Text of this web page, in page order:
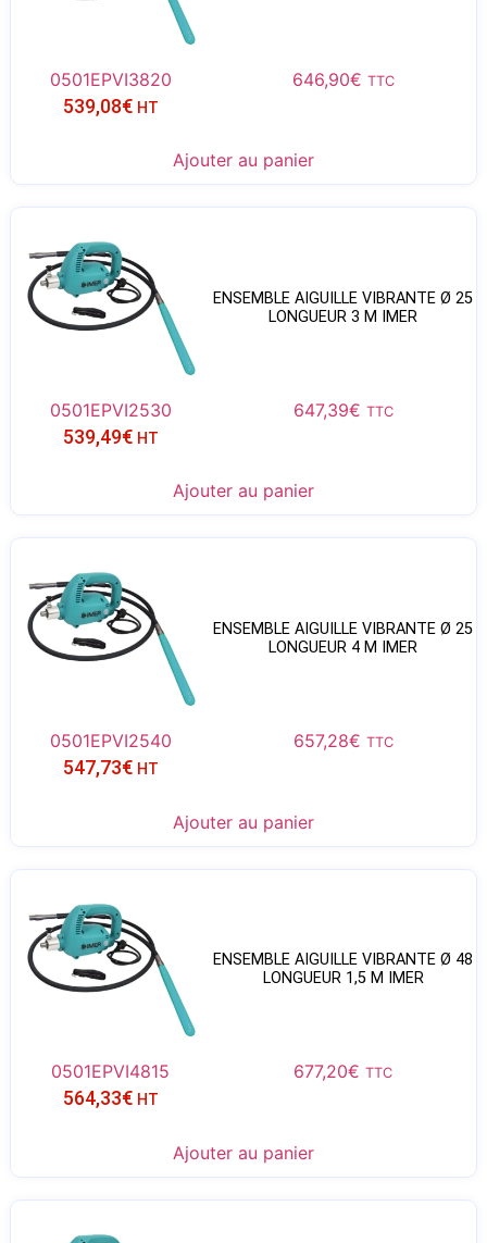
0501EPVI3820 646,90€ TTC
539,08€ HT
Ajouter au panier
ENSEMBLE AIGUILLE VIBRANTE Ø 25
LONGUEUR 3 M IMER
0501EPVI2530 647,39€ TTC
539,49€ HT
Ajouter au panier
ENSEMBLE AIGUILLE VIBRANTE Ø 25
LONGUEUR 4 M IMER
0501EPVI2540 657,28€ TTC
547,73€ HT
Ajouter au panier
ENSEMBLE AIGUILLE VIBRANTE Ø 48
LONGUEUR 1,5 M IMER
0501EPVI4815 677,20€ TTC
564,33€ HT
Ajouter au panier